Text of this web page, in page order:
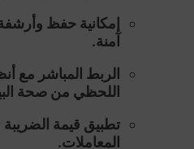
إمكانية حفظ وأرشفة
آمنة.
الربط المباشر مع
اللحظي من صحة
تطبيق قيمة الضريبة
المعاملات.